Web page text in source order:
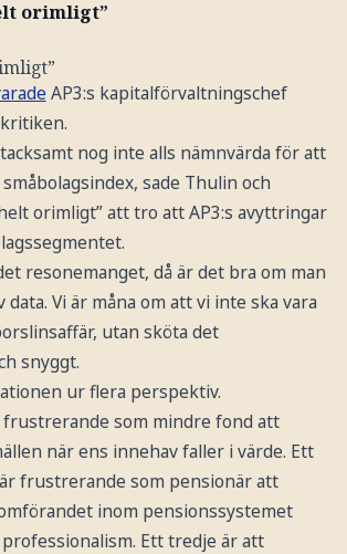
orimligt”
AP3:s kapitalförvaltningschef
nog inte alls nämnvärda för att
sade Thulin och
orimligt” att tro att AP3:s avyttringar
resonemanget, då är det bra om man
data. Vi är måna om att vi inte ska vara
utan sköta det
snyggt.
ur flera perspektiv.
frustrerande som mindre fond att
när ens innehav faller i värde. Ett
frustrerande som pensionär att
inom pensionssystemet
Ett tredje är att